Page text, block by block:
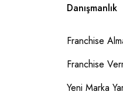
Danışmanlık
Franchise
Franchise
Yeni Marka